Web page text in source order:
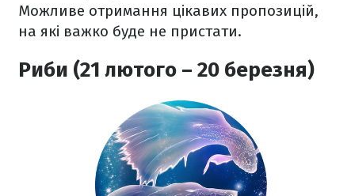
Можливе отримання цікавих пропозицій,
на які важко буде не пристати.
Риби (21 лютого – 20 березня)